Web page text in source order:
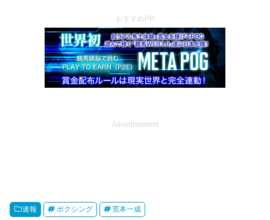
おすすめPR
Advertisement
速報 ボクシング 荒本一成